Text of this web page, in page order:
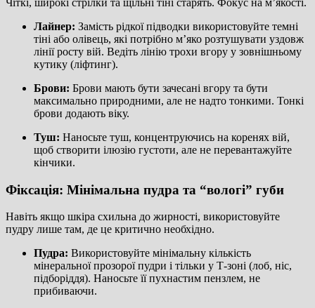
Чіткі, широкі стрілки та щільні тіні старять. Фокус на м’якості.
Лайнер: Замість рідкої підводки використовуйте темні
тіні або олівець, які потрібно м’яко розтушувати уздовж
лінії росту вій. Ведіть лінію трохи вгору у зовнішньому
кутику (ліфтинг).
Брови: Брови мають бути зачесані вгору та бути
максимально природними, але не надто тонкими. Тонкі
брови додають віку.
Туш: Наносьте туш, концентруючись на коренях вій,
щоб створити ілюзію густоти, але не перевантажуйте
кінчики.
Фіксація: Мінімальна пудра та “вологі” губи
Навіть якщо шкіра схильна до жирності, використовуйте
пудру лише там, де це критично необхідно.
Пудра: Використовуйте мінімальну кількість
мінеральної прозорої пудри і тільки у Т-зоні (лоб, ніс,
підборіддя). Наносьте її пухнастим пензлем, не
прибиваючи.